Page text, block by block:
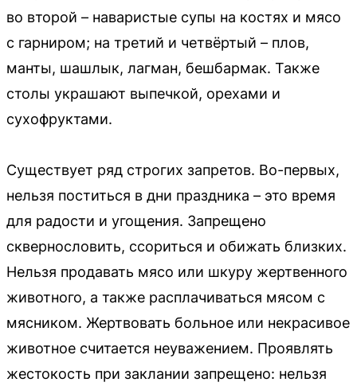
во второй – наваристые супы на костях и мясо
с гарниром; на третий и четвёртый – плов,
манты, шашлык, лагман, бешбармак. Также
столы украшают выпечкой, орехами и
сухофруктами.
Существует ряд строгих запретов. Во-первых,
нельзя поститься в дни праздника – это время
для радости и угощения. Запрещено
сквернословить, ссориться и обижать близких.
Нельзя продавать мясо или шкуру жертвенного
животного, а также расплачиваться мясом с
мясником. Жертвовать больное или некрасивое
животное считается неуважением. Проявлять
жестокость при заклании запрещено: нельзя